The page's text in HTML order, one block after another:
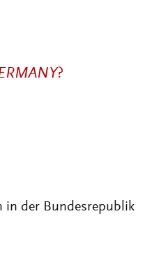
?
in der Bundesrepublik